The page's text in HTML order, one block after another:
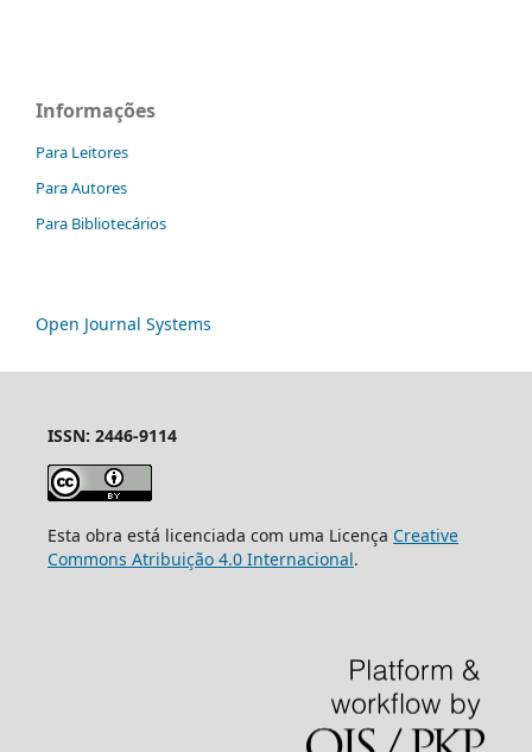
Informações
Para Leitores
Para Autores
Para Bibliotecários
Open Journal Systems
ISSN: 2446-9114
Esta obra está licenciada com uma Licença Creative
Commons Atribuição 4.0 Internacional.